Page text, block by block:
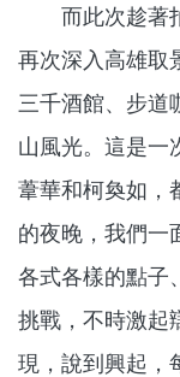
而此次趁著拍
再次深入高雄取
三千酒館、步道
山風光。這是一
葦華和柯奐如，
的夜晚，我們一
各式各樣的點子
挑戰，不時激起
現，說到興起，